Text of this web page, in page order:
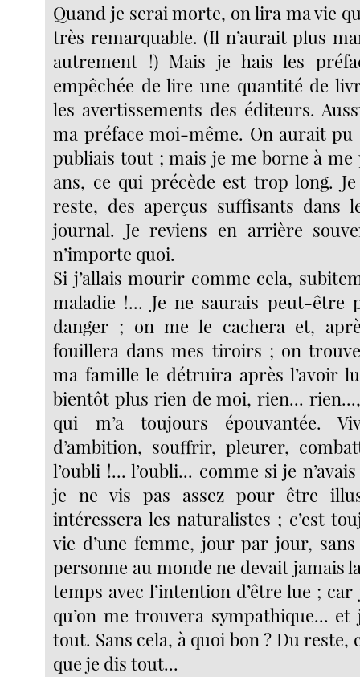
Quand je serai morte, on lira ma vie
très remarquable. (Il n’aurait plus
autrement !) Mais je hais les
empêchée de lire une quantité de
les avertissements des éditeurs.
ma préface moi-même. On aurait pu
publiais tout ; mais je me borne à me
ans, ce qui précède est trop long.
reste, des aperçus suffisants dans
journal. Je reviens en arrière
n’importe quoi.
Si j’allais mourir comme cela,
maladie !... Je ne saurais peut-être
danger ; on me le cachera et,
fouillera dans mes tiroirs ; on
ma famille le détruira après l’avoir
bientôt plus rien de moi, rien...
qui m’a toujours épouvantée.
d’ambition, souffrir, pleurer,
l’oubli !... l’oubli... comme si je
je ne vis pas assez pour être
intéressera les naturalistes ; c’est
vie d’une femme, jour par jour,
personne au monde ne devait jamais
temps avec l’intention d’être lue ;
qu’on me trouvera sympathique...
tout. Sans cela, à quoi bon ? Du reste,
que je dis tout...